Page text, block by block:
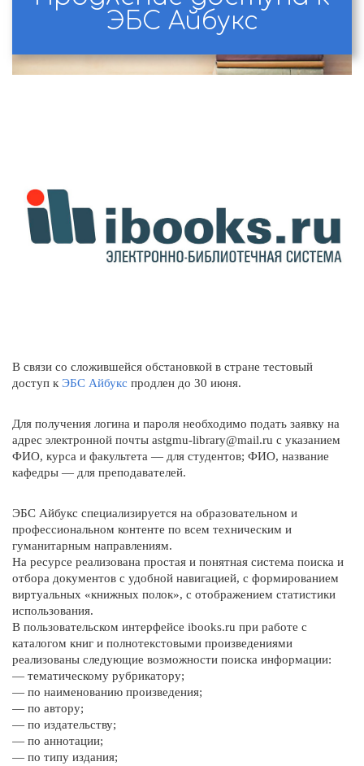
ЭБС Айбукс
В связи со сложившейся обстановкой в стране тестовый
доступ к ЭБС Айбукс продлен до 30 июня.
Для получения логина и пароля необходимо подать заявку на
адрес электронной почты astgmu-library@mail.ru с указанием
ФИО, курса и факультета — для студентов; ФИО, название
кафедры — для преподавателей.
ЭБС Айбукс специализируется на образовательном и
профессиональном контенте по всем техническим и
гуманитарным направлениям.
На ресурсе реализована простая и понятная система поиска и
отбора документов с удобной навигацией, с формированием
виртуальных «книжных полок», с отображением статистики
использования.
В пользовательском интерфейсе ibooks.ru при работе с
каталогом книг и полнотекстовыми произведениями
реализованы следующие возможности поиска информации:
— тематическому рубрикатору;
— по наименованию произведения;
— по автору;
— по издательству;
— по аннотации;
— по типу издания;